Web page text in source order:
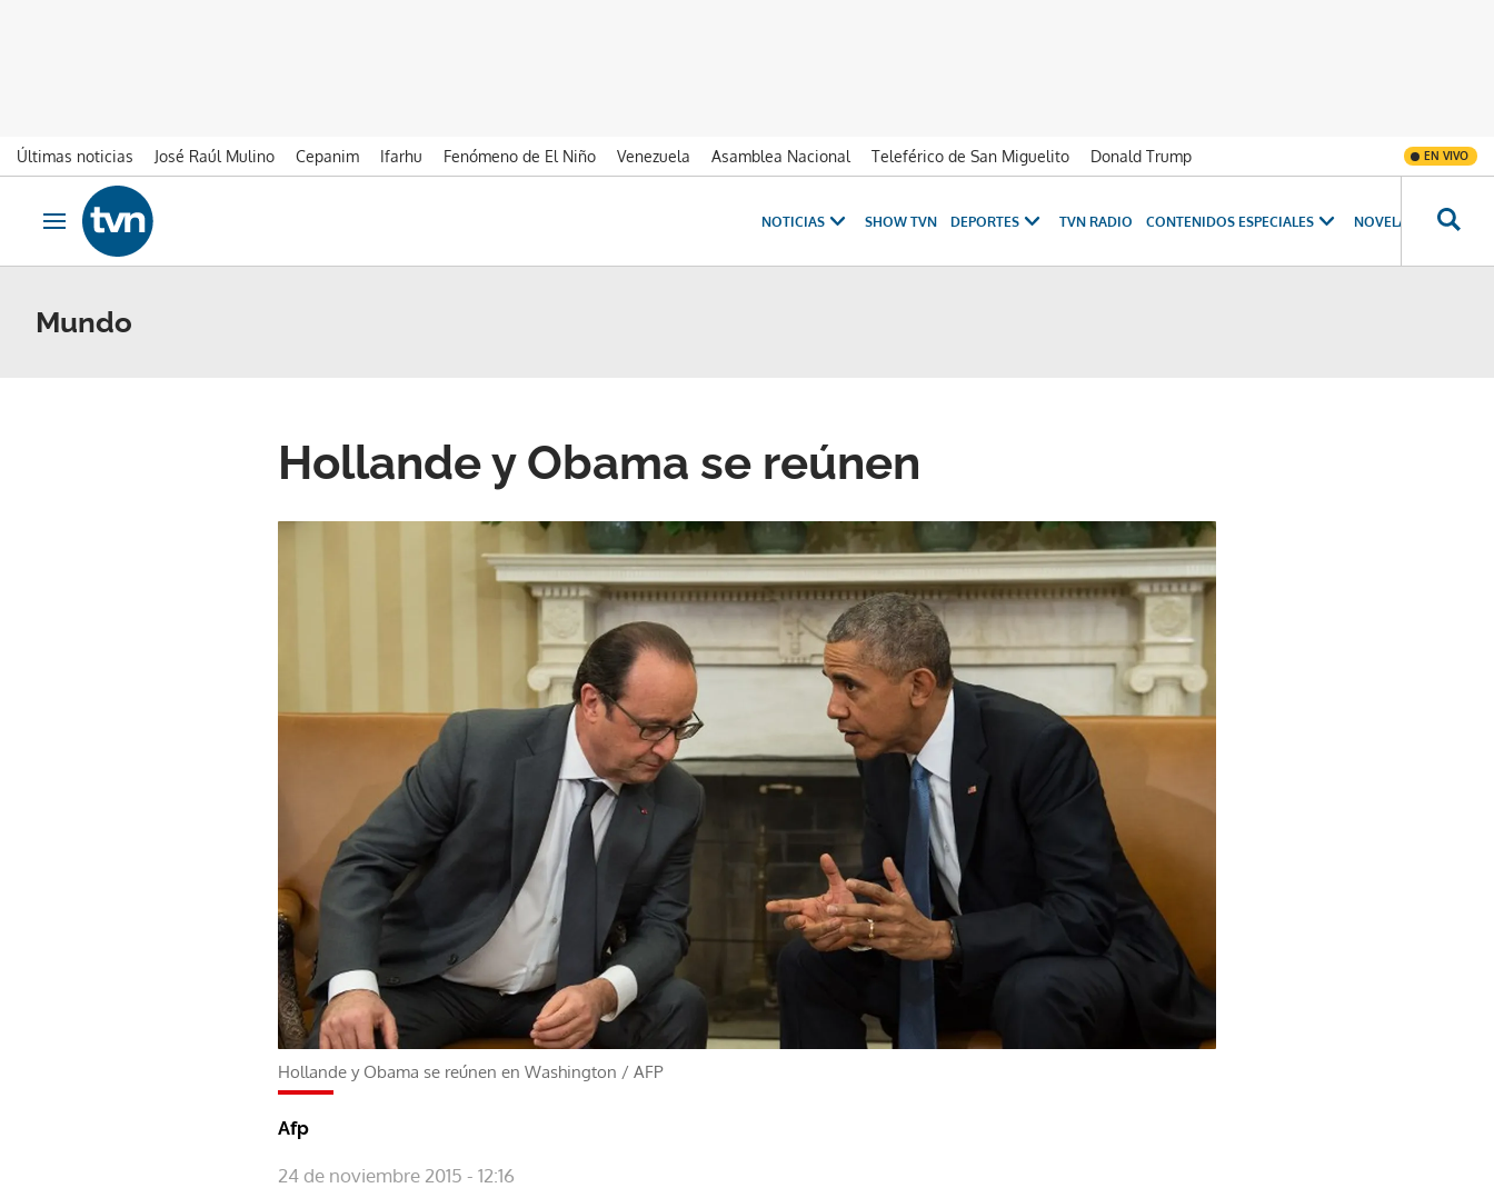
Últimas noticias José Raúl Mulino Cepanim Ifarhu Fenómeno de El Niño Venezuela Asamblea Nacional Teleférico de San Miguelito Donald Trump EN VIVO
Ir al contenido
Obrir navegació
NOTICIAS SHOW TVN DEPORTES TVN RADIO CONTENIDOS ESPECIALES NOVELAS
Mundo
Hollande y Obama se reúnen
Hollande y Obama se reúnen en Washington / AFP
Afp
24 de noviembre 2015 - 12:16